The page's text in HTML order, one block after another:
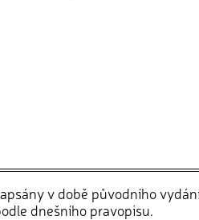
v době původního
dnešního pravopisu.